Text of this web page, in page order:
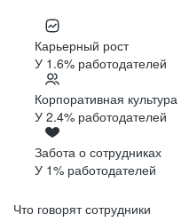
Карьерный рост
У 1.6% работодателей
Корпоративная культура
У 2.4% работодателей
Забота о сотрудниках
У 1% работодателей
Что говорят сотрудники